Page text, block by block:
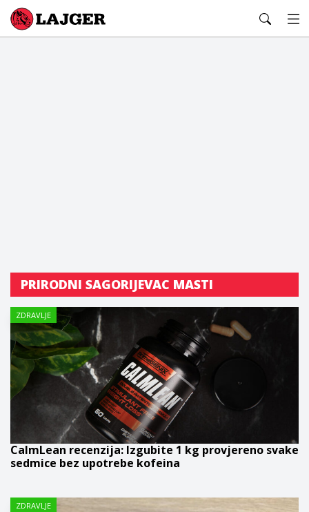
Lajger
PRIRODNI SAGORIJEVAC MASTI
ZDRAVLJE
CalmLean recenzija: Izgubite 1 kg provjereno svake
sedmice bez upotrebe kofeina
ZDRAVLJE